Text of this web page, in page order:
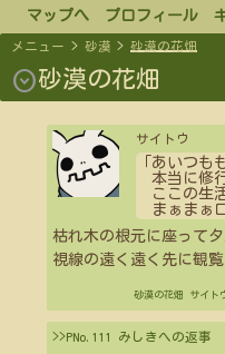
マップへ プロフィール
メニュー > 砂漠 > 砂漠の花畑
expand_circle_down砂漠の花畑
サイトウ
「あいつも
本当に修
ここの生
まぁまぁ
枯れ木の根元に座って
視線の遠く遠く先に観
砂漠の花畑 サイト
>>PNo.111 みしきへの返事